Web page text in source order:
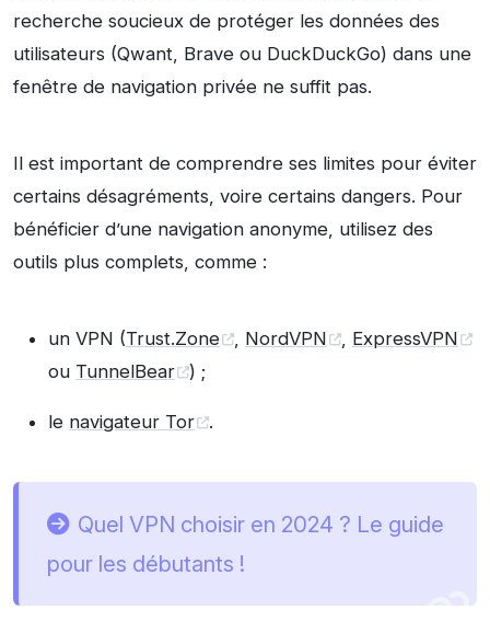
recherche soucieux de protéger les données des
utilisateurs (Qwant, Brave ou DuckDuckGo) dans une
fenêtre de navigation privée ne suffit pas.
Il est important de comprendre ses limites pour éviter
certains désagréments, voire certains dangers. Pour
bénéficier d’une navigation anonyme, utilisez des
outils plus complets, comme :
un VPN (Trust.Zone NordVPN
ExpressVPN
ou TunnelBear ) ;
le navigateur Tor .
Quel VPN choisir en 2024 ? Le guide
pour les débutants !